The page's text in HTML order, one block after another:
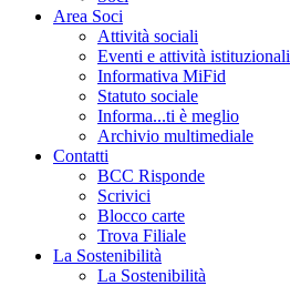
Area Soci
Attività sociali
Eventi e attività istituzionali
Informativa MiFid
Statuto sociale
Informa...ti è meglio
Archivio multimediale
Contatti
BCC Risponde
Scrivici
Blocco carte
Trova Filiale
La Sostenibilità
La Sostenibilità